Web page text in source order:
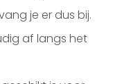
je er dus bij.
af langs het